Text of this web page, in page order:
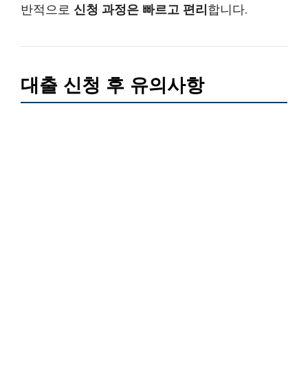
반적으로 신청 과정은 빠르고 편리합니다.
대출 신청 후 유의사항